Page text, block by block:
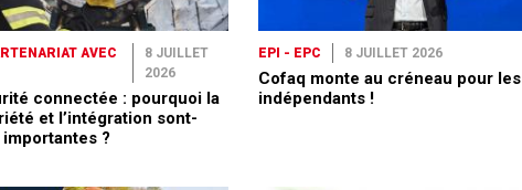
AVEC
8 JUILLET
2026
connectée : pourquoi la
et l’intégration sont-
?
EPI - EPC 8 JUILLET 2026
Cofaq monte au créneau pour les
indépendants !